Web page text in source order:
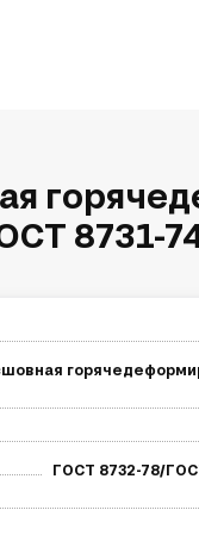
8731-
ГОСТ 8732-78/